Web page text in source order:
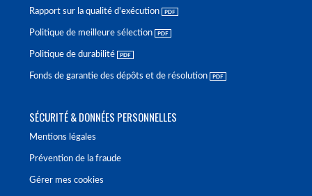
Rapport sur la qualité d'exécution
Politique de meilleure sélection
Politique de durabilité
Fonds de garantie des dépôts et de résolution
SÉCURITÉ & DONNÉES PERSONNELLES
Mentions légales
Prévention de la fraude
Gérer mes cookies